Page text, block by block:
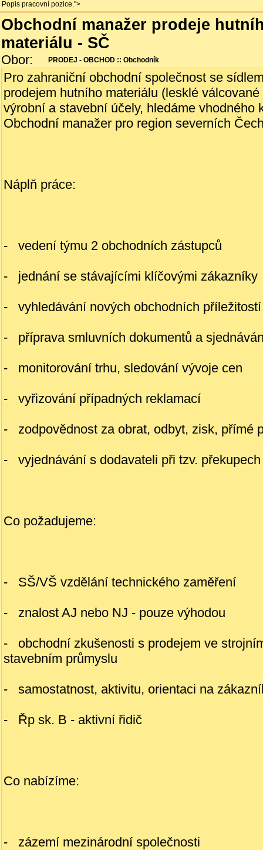
Popis pracovní pozice.">
Obchodní manažer prodeje
materiálu - SČ
Obor: PRODEJ - OBCHOD :: Obchodník
Pro zahraniční obchodní společnost se
prodejem hutního materiálu (lesklé
výrobní a stavební účely, hledáme vhodného
Obchodní manažer pro region severních
Náplň práce:
- vedení týmu 2 obchodních zástupců
- jednání se stávajícími klíčovými zákazníky
- vyhledávání nových obchodních příležitostí
- příprava smluvních dokumentů a
- monitorování trhu, sledování vývoje cen
- vyřizování případných reklamací
- zodpovědnost za obrat, odbyt, zisk, přímé
- vyjednávání s dodavateli při tzv. překupech
Co požadujeme:
- SŠ/VŠ vzdělání technického zaměření
- znalost AJ nebo NJ - pouze výhodou
- obchodní zkušenosti s prodejem ve
stavebním průmyslu
- samostatnost, aktivitu, orientaci na
- Řp sk. B - aktivní řidič
Co nabízíme:
- zázemí mezinárodní společnosti